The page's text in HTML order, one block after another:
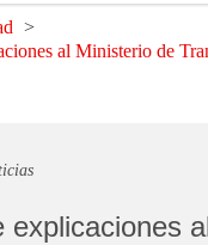
al Ministerio de
explicaciones